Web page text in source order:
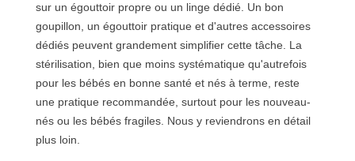
sur un égouttoir propre ou un linge dédié. Un bon
goupillon, un égouttoir pratique et d'autres accessoires
dédiés peuvent grandement simplifier cette tâche. La
stérilisation, bien que moins systématique qu'autrefois
pour les bébés en bonne santé et nés à terme, reste
une pratique recommandée, surtout pour les nouveau-
nés ou les bébés fragiles. Nous y reviendrons en détail
plus loin.